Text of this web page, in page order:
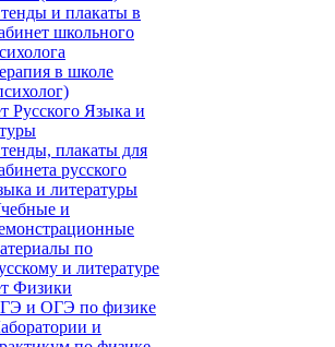
и плакаты в
школьного
в школе
Русского Языка и
плакаты для
русского
и литературы
и
по
и литературе
Физики
и ОГЭ по физике
и